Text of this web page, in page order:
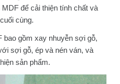
để cải thiện tính chất và
cùng.
bao gồm xay nhuyễn sợi gỗ,
sợi gỗ, ép và nén ván, và
sản phẩm.